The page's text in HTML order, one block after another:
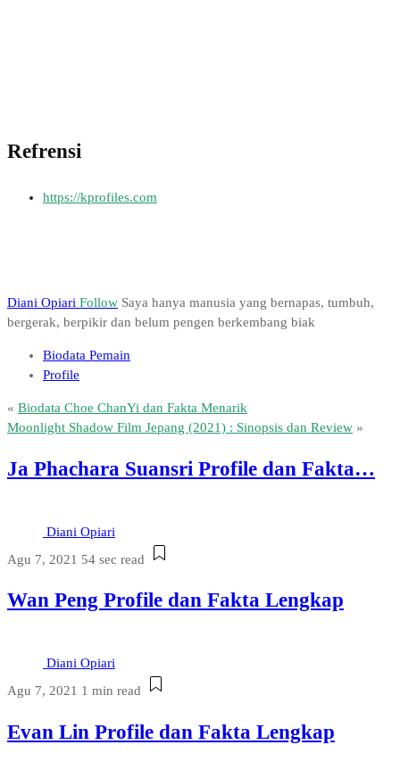
Refrensi
https://kprofiles.com
Diani Opiari Follow Saya hanya manusia yang bernapas, tumbuh,
bergerak, berpikir dan belum pengen berkembang biak
Biodata Pemain
Profile
« Biodata Choe ChanYi dan Fakta Menarik
Moonlight Shadow Film Jepang (2021) : Sinopsis dan Review »
Ja Phachara Suansri Profile dan Fakta…
Diani Opiari
Agu 7, 2021 54 sec read
Wan Peng Profile dan Fakta Lengkap
Diani Opiari
Agu 7, 2021 1 min read
Evan Lin Profile dan Fakta Lengkap